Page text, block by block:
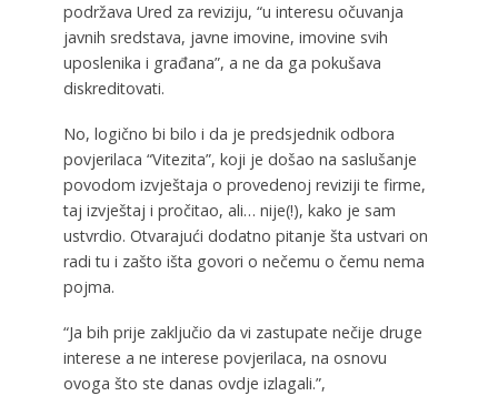
podržava Ured za reviziju, “u interesu očuvanja
javnih sredstava, javne imovine, imovine svih
uposlenika i građana”, a ne da ga pokušava
diskreditovati.
No, logično bi bilo i da je predsjednik odbora
povjerilaca “Vitezita”, koji je došao na saslušanje
povodom izvještaja o provedenoj reviziji te firme,
taj izvještaj i pročitao, ali… nije(!), kako je sam
ustvrdio. Otvarajući dodatno pitanje šta ustvari on
radi tu i zašto išta govori o nečemu o čemu nema
pojma.
“Ja bih prije zaključio da vi zastupate nečije druge
interese a ne interese povjerilaca, na osnovu
ovoga što ste danas ovdje izlagali.”,